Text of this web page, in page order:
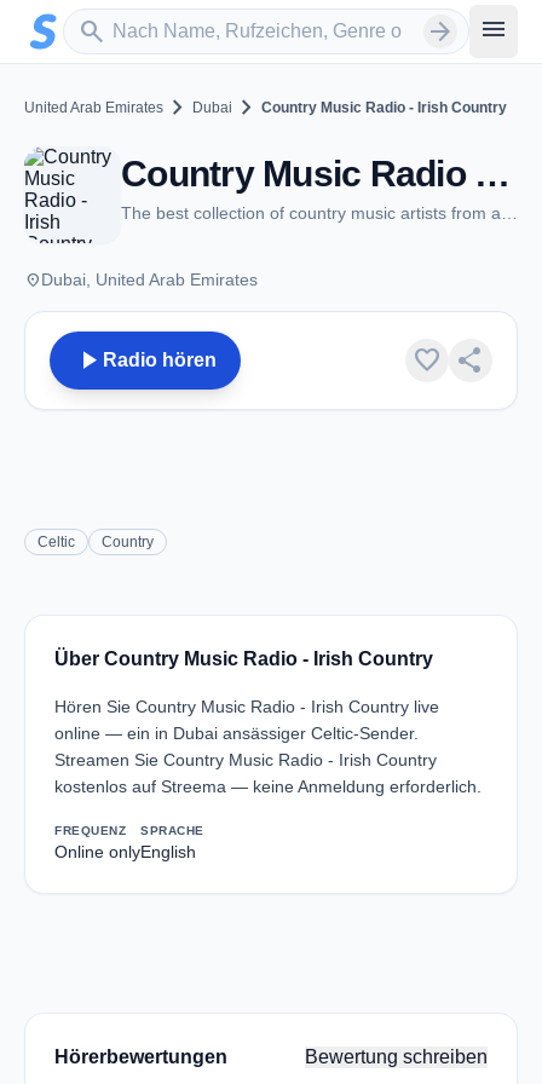
Zum Hauptinhalt springen
search
Sender suchen arrow_forward menu
United Arab Emirates chevron_right Dubai chevron_right Country Music Radio - Irish Country
Country Music Radio - Irish Country - Dubai
placeDubai, United Arab Emirates
play_arrow Radio hören favorite share
Celtic Country
Über Country Music Radio - Irish Country
Hören Sie Country Music Radio - Irish Country live
online — ein in Dubai ansässiger Celtic-Sender.
Streamen Sie Country Music Radio - Irish Country
kostenlos auf Streema — keine Anmeldung erforderlich.
FREQUENZ
Online only
SPRACHE
English
Hörerbewertungen Bewertung schreiben